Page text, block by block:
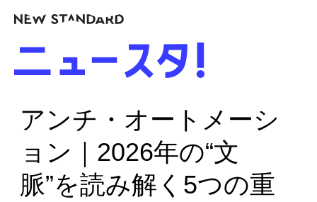
アンチ・オートメーシ
ョン｜2026年の“文
脈”を読み解く5つの重